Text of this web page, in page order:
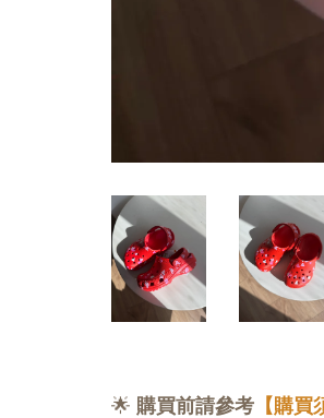
🌟 購買前請參考 【購買